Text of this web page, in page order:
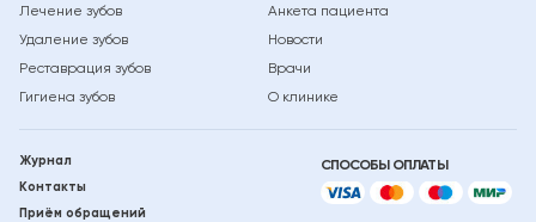
Лечение зубов
Удаление зубов
Реставрация зубов
Гигиена зубов
Анкета пациента
Новости
Врачи
О клинике
Журнал
Контакты
Приём обращений
СПОСОБЫОПЛАТЫ